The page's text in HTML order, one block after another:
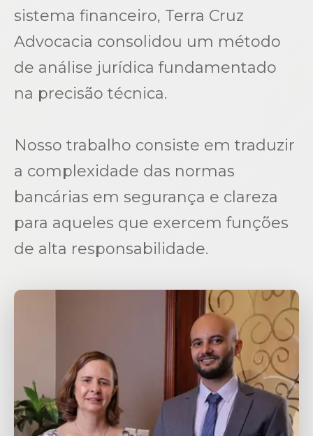
sistema financeiro, Terra Cruz
Advocacia consolidou um método
de análise jurídica fundamentado
na precisão técnica.
Nosso trabalho consiste em traduzir
a complexidade das normas
bancárias em segurança e clareza
para aqueles que exercem funções
de alta responsabilidade.